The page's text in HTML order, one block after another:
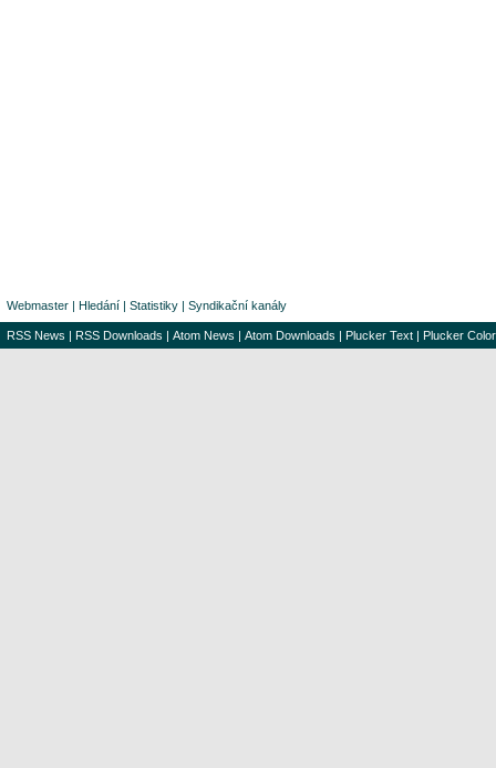
Webmaster | Hledání | Statistiky | Syndikační kanály
RSS News | RSS Downloads | Atom News | Atom Downloads | Plucker Text | Plucker Color